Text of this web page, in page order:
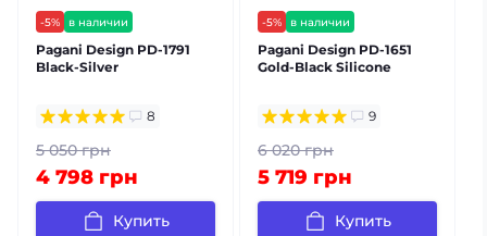
-5%
в наличии
бесплатная доставка
гарантия 12 мес
Pagani Design PD-1791
Black-Silver
8
5 050 грн
4 798 грн
Купить
-5%
в наличии
бесплатная доставка
гарантия 12 мес
Pagani Design PD-1651
Gold-Black Silicone
9
6 020 грн
5 719 грн
Купить